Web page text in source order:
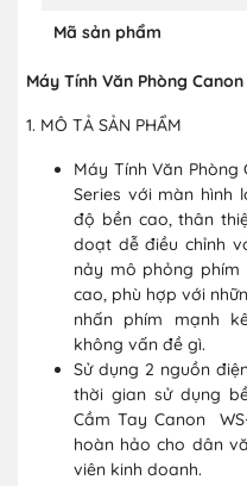
Mã sản phẩm
Máy Tính Văn Phòng Canon
1. MÔ TẢ SẢN PHẨM
Máy Tính Văn Phòng
Series với màn hình
độ bền cao, thân
doạt dễ điều chỉnh
nảy mô phỏng
cao, phù hợp với
nhấn phím mạnh
không vấn đề gì.
Sử dụng 2 nguồn
thời gian sử dụng
Cầm Tay Canon
hoàn hảo cho dân
viên kinh doanh.